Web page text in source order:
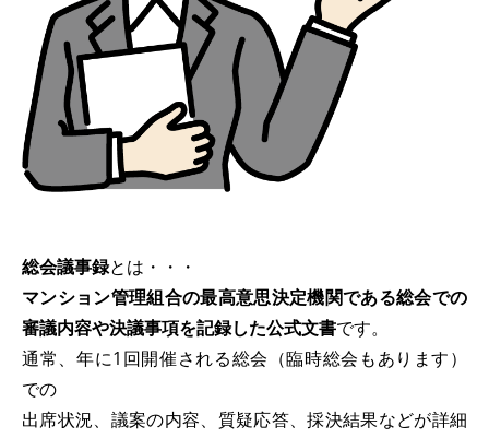
総会議事録とは・・・
マンション管理組合の最高意思決定機関である総会での
審議内容や決議事項を記録した公式文書です。
通常、年に1回開催される総会（臨時総会もあります）
での
出席状況、議案の内容、質疑応答、採決結果などが詳細